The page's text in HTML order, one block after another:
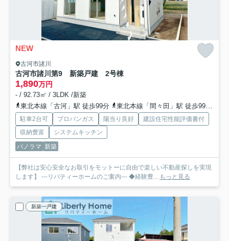
NEW
古河市諸川
古河市諸川第9 新築戸建 2号棟
1,890万円
- / 92.73㎡ / 3LDK /新築
東北本線「古河」駅 徒歩99分
東北本線「間々田」駅 徒歩99分
駐車2台可 プロパンガス 陽当り良好
建設住宅性能評価書付
収納豊富
システムキッチン
パノラマ 新築
【弊社は安心安全なお取引をモットーに自由で楽しい不動産探しを実現
します】 ---リバティーホームのご案内--- ◆経験豊... もっと見る
新築一戸建